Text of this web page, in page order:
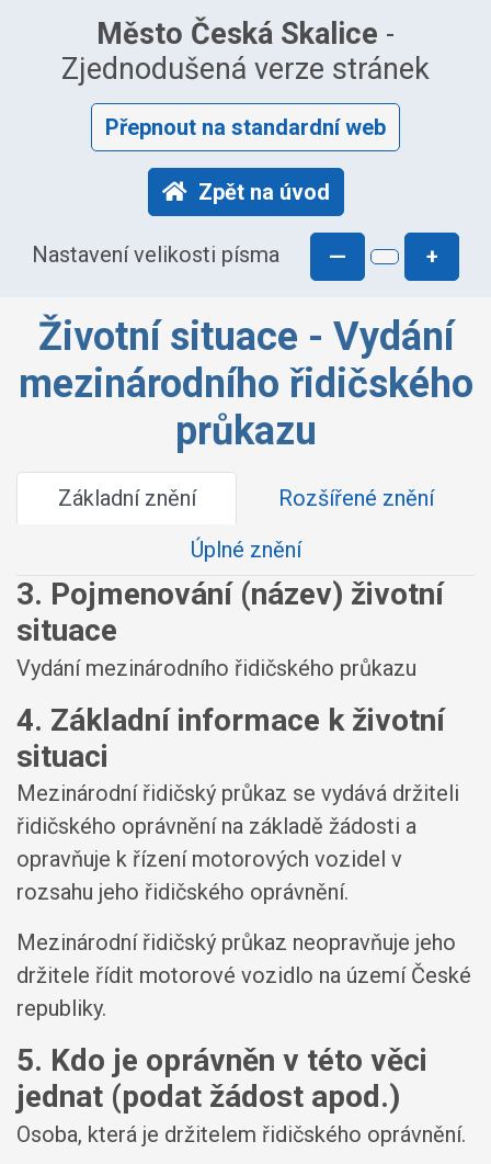
Město Česká Skalice -
Zjednodušená verze stránek
Přepnout na standardní web
Zpět na úvod
Nastavení velikosti písma — +
Životní situace - Vydání
mezinárodního řidičského
průkazu
Základní znění
Rozšířené znění
Úplné znění
3. Pojmenování (název) životní
situace
Vydání mezinárodního řidičského průkazu
4. Základní informace k životní
situaci
Mezinárodní řidičský průkaz se vydává držiteli
řidičského oprávnění na základě žádosti a
opravňuje k řízení motorových vozidel v
rozsahu jeho řidičského oprávnění.
Mezinárodní řidičský průkaz neopravňuje jeho
držitele řídit motorové vozidlo na území České
republiky.
5. Kdo je oprávněn v této věci
jednat (podat žádost apod.)
Osoba, která je držitelem řidičského oprávnění.